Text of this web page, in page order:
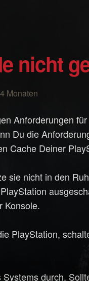
nicht
Monaten
Anforderungen
Du die
Cache Deiner
sie nicht in den
Konsole.
PlayStation,
durch.
worden